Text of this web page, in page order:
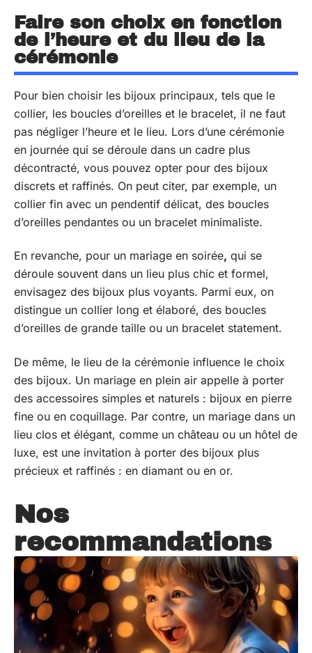
Faire son choix en fonction
de l’heure et du lieu de la
cérémonie
Pour bien choisir les bijoux principaux, tels que le
collier, les boucles d’oreilles et le bracelet, il ne faut
pas négliger l’heure et le lieu. Lors d’une cérémonie
en journée qui se déroule dans un cadre plus
décontracté, vous pouvez opter pour des bijoux
discrets et raffinés. On peut citer, par exemple, un
collier fin avec un pendentif délicat, des boucles
d’oreilles pendantes ou un bracelet minimaliste.
En revanche, pour un mariage en soirée, qui se
déroule souvent dans un lieu plus chic et formel,
envisagez des bijoux plus voyants. Parmi eux, on
distingue un collier long et élaboré, des boucles
d’oreilles de grande taille ou un bracelet statement.
De même, le lieu de la cérémonie influence le choix
des bijoux. Un mariage en plein air appelle à porter
des accessoires simples et naturels : bijoux en pierre
fine ou en coquillage. Par contre, un mariage dans un
lieu clos et élégant, comme un château ou un hôtel de
luxe, est une invitation à porter des bijoux plus
précieux et raffinés : en diamant ou en or.
Nos
recommandations